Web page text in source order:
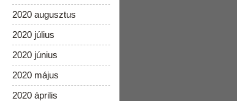
2020 augusztus
2020 július
2020 június
2020 május
2020 április